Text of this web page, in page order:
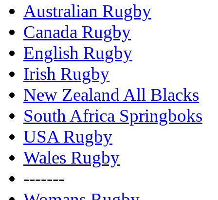
Australian Rugby
Canada Rugby
English Rugby
Irish Rugby
New Zealand All Blacks
South Africa Springboks
USA Rugby
Wales Rugby
-------